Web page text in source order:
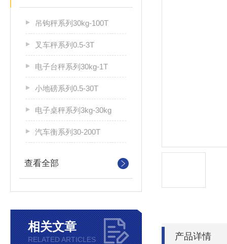
吊钩秤系列30kg-100T
叉车秤系列0.5-3T
电子台秤系列30kg-1T
小地磅系列0.5-30T
电子桌秤系列3kg-30kg
汽车衡系列30-200T
查看全部
相关文章
RELATED ARTICLES 产品详情